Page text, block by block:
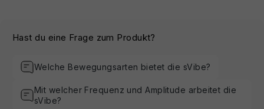
Hast du eine Frage zum Produkt?
Welche Bewegungsarten bietet die sVibe?
Mit welcher Frequenz und Amplitude arbeitet die
sVibe?